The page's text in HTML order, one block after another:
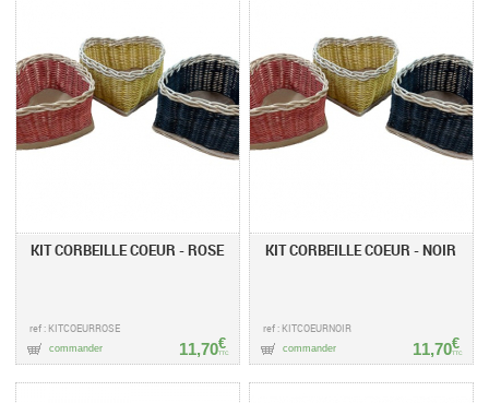
KIT CORBEILLE COEUR - ROSE
ref : KITCOEURROSE
11,70€
TTC
commander
KIT CORBEILLE COEUR - NOIR
ref : KITCOEURNOIR
11,70€
TTC
commander